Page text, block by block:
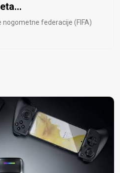
nogometne federacije (FIFA)